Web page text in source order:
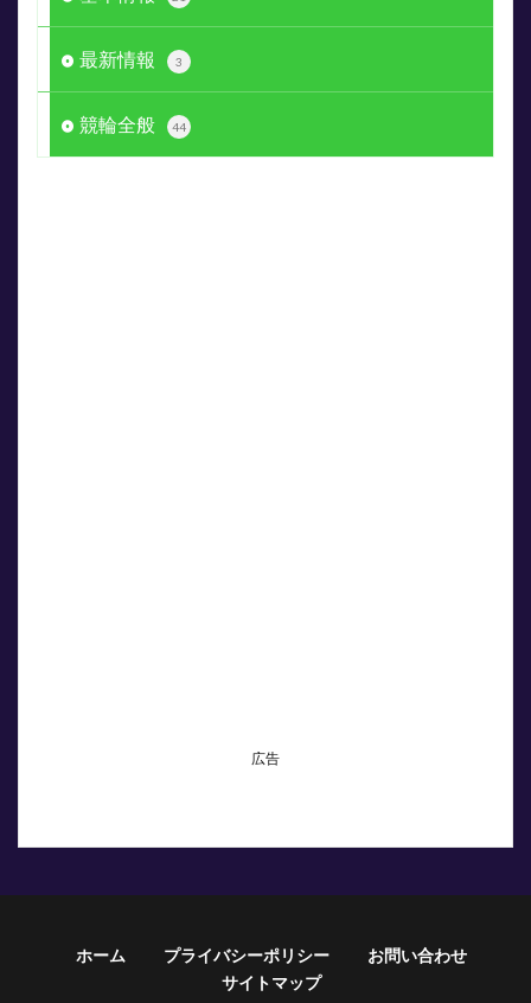
最新情報 3
競輪全般 44
広告
ホーム プライバシーポリシー
お問い合わせ
サイトマップ